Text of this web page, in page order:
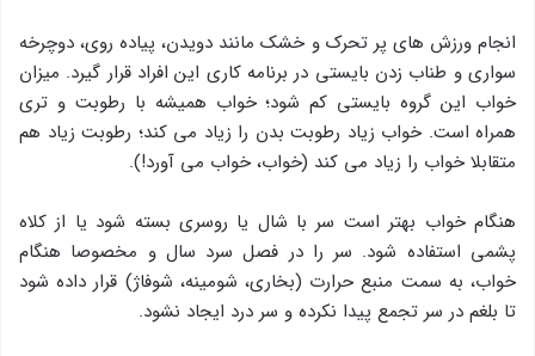
انجام ورزش های پر تحرک و خشک مانند دویدن، پیاده روی، دوچرخه
سواری و طناب زدن بایستی در برنامه کاری این افراد قرار گیرد. میزان
خواب این گروه بایستی کم شود؛ خواب همیشه با رطوبت و تری
همراه است. خواب زیاد رطوبت بدن را زیاد می کند؛ رطوبت زیاد هم
متقابلا خواب را زیاد می کند (خواب، خواب می آورد!).
هنگام خواب بهتر است سر با شال یا روسری بسته شود یا از کلاه
پشمی استفاده شود. سر را در فصل سرد سال و مخصوصا هنگام
خواب، به سمت منبع حرارت (بخاری، شومینه، شوفاژ) قرار داده شود
تا بلغم در سر تجمع پیدا نکرده و سر درد ایجاد نشود.